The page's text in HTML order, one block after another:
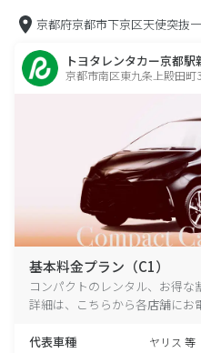
京都府京都市下京区天使突抜
トヨタレンタカー京都駅
京都市南区東九条上殿田町
基本料金プラン（C1）
コンパクトのレンタル、お得
詳細は、こちらから各店舗にお
代表車種 ヤリス 等